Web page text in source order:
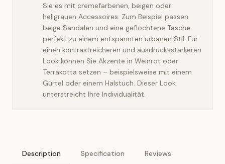
Sie es mit cremefarbenen, beigen oder
hellgrauen Accessoires. Zum Beispiel passen
beige Sandalen und eine geflochtene Tasche
perfekt zu einem entspannten urbanen Stil. Für
einen kontrastreicheren und ausdrucksstärkeren
Look können Sie Akzente in Weinrot oder
Terrakotta setzen – beispielsweise mit einem
Gürtel oder einem Halstuch. Dieser Look
unterstreicht Ihre Individualität.
Description Specification Reviews